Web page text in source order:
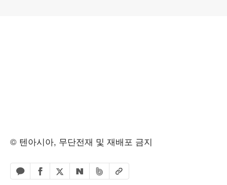
© 텐아시아, 무단전재 및 재배포 금지
카카오톡 공유하기
페이스북 공유하기
엑스 공유하기
네이버 공유하기
밴드 공유하기
URL복사